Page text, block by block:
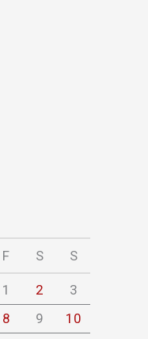
F S S
1 2
3
8 9
10